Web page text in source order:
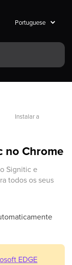
Instalar a
no Chrome
Signitic e
todos os seus
EDGE